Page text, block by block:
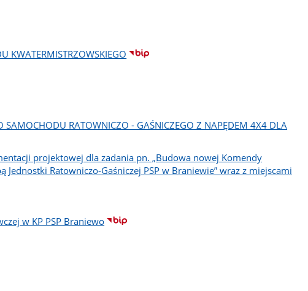
KWATERMISTRZOWSKIEGO
RATOWNICZO - GAŚNICZEGO Z NAPĘDEM 4X4 DLA
projektowej dla zadania pn. „Budowa nowej Komendy
Ratowniczo-Gaśniczej PSP w Braniewie” wraz z miejscami
w KP PSP Braniewo